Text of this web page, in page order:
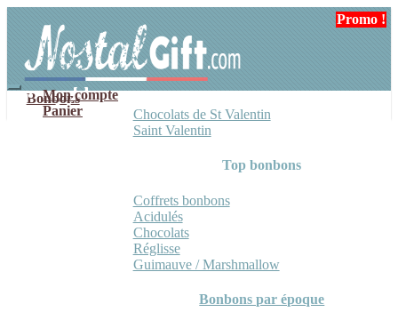
navigation
contenu
Mon compte
Panier
Bonbons
Chocolats de St Valentin
Saint Valentin
Top bonbons
Coffrets bonbons
Acidulés
Chocolats
Réglisse
Guimauve / Marshmallow
Bonbons par époque
Promo !
Promo !